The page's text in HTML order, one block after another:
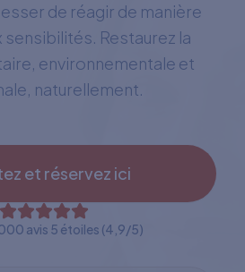
de réagir de manière
sensibilités. Restaurez la
environnementale et
naturellement.
et réservez ici
avis 5 étoiles (4,9/5)